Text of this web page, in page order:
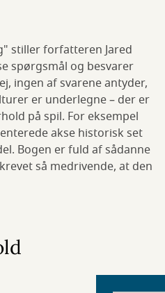
stiller forfatteren Jared
spørgsmål og besvarer
ingen af svarene antyder,
er underlegne – der er
på spil. For eksempel
akse historisk set
Bogen er fuld af sådanne
så medrivende, at den